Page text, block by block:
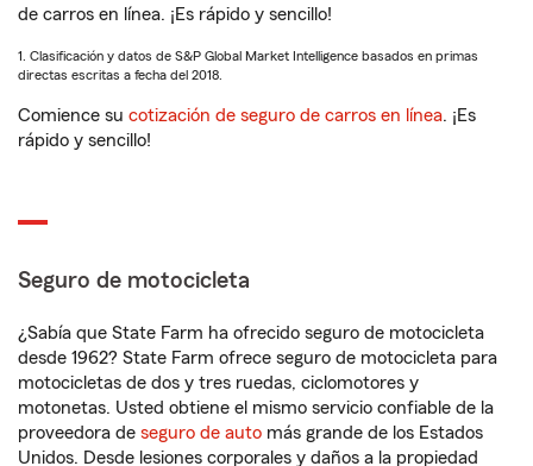
de carros en línea. ¡Es rápido y sencillo!
1. Clasificación y datos de S&P Global Market Intelligence basados en primas
directas escritas a fecha del 2018.
Comience su cotización de seguro de carros en línea. ¡Es
rápido y sencillo!
Seguro de motocicleta
¿Sabía que State Farm ha ofrecido seguro de motocicleta
desde 1962? State Farm ofrece seguro de motocicleta para
motocicletas de dos y tres ruedas, ciclomotores y
motonetas. Usted obtiene el mismo servicio confiable de la
proveedora de seguro de auto más grande de los Estados
Unidos. Desde lesiones corporales y daños a la propiedad